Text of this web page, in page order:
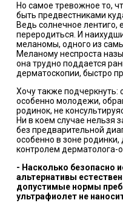
Но самое тревожное то,
быть предвестниками
Ведь солнечное лентиго,
переродиться. И
меланомы, одного из
Меланому неспроста
она трудно поддается
дерматоскопии, быстро
Хочу также подчеркнуть:
особенно молодежи,
родинок, не
Ни в коем случае нельзя
без предварительной
особенно в зоне
контролем дерматолога-
- Насколько безопасно
альтернативы
допустимые нормы
ультрафиолет не